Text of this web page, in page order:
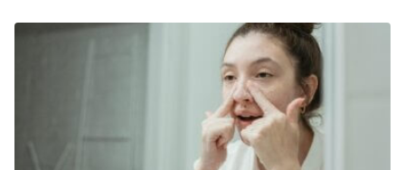
carbohidratos/indice-glucemico-y-diabetes.html
El índice glucémico de los alimentos. (n.d.). Retrieved
https://www.fundaciondiabetes.org/general/articulo/47/el-
indice-glucemico-de-los-alimentos
Vega-López S, Venn BJ, Slavin JL. Relevance of the
Glycemic Index and Glycemic Load for Body Weight,